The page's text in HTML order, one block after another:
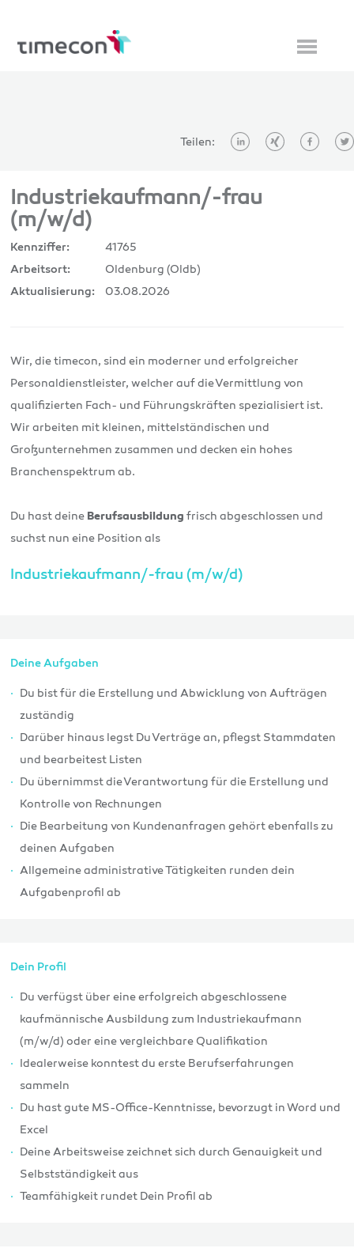
Teilen:
Industriekaufmann/-frau
(m/w/d)
Kennziffer: 41765
Arbeitsort: Oldenburg (Oldb)
Aktualisierung: 03.08.2026
Wir, die timecon, sind ein moderner und erfolgreicher
Personaldienstleister, welcher auf die Vermittlung von
qualifizierten Fach- und Führungskräften spezialisiert ist.
Wir arbeiten mit kleinen, mittelständischen und
Großunternehmen zusammen und decken ein hohes
Branchenspektrum ab.
Du hast deine Berufsausbildungfrisch abgeschlossen und
suchst nun eine Position als
Industriekaufmann/-frau (m/w/d)
Deine Aufgaben
Du bist für die Erstellung und Abwicklung von Aufträgen
zuständig
Darüber hinaus legst Du Verträge an, pflegst Stammdaten
und bearbeitest Listen
Du übernimmst die Verantwortung für die Erstellung und
Kontrolle von Rechnungen
Die Bearbeitung von Kundenanfragen gehört ebenfalls zu
deinen Aufgaben
Allgemeine administrative Tätigkeiten runden dein
Aufgabenprofil ab
Dein Profil
Du verfügst über eine erfolgreich abgeschlossene
kaufmännische Ausbildung zum Industriekaufmann
(m/w/d) oder eine vergleichbare Qualifikation
Idealerweise konntest du erste Berufserfahrungen
sammeln
Du hast gute MS-Office-Kenntnisse, bevorzugt in Word und
Excel
Deine Arbeitsweise zeichnet sich durch Genauigkeit und
Selbstständigkeit aus
Teamfähigkeit rundet Dein Profil ab